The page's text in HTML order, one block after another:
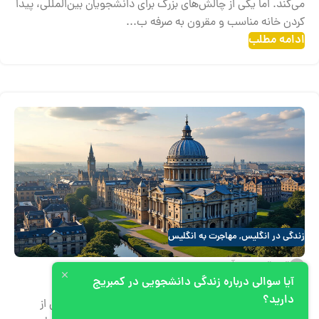
می‌کند. اما یکی از چالش‌های بزرگ برای دانشجویان بین‌المللی، پیدا
کردن خانه مناسب و مقرون به صرفه ب...
ادامه مطلب
زندگی در انگلیس, مهاجرت به انگلیس
تیم تحریریه آپیم
هزینه زندگی در کمبریج
کمبریج، شهری با تاریخچه‌ی غنی و دانشگاهی برجسته، یکی از
آیا سوالی درباره زندگی دانشجویی در کمبریج
دارید؟